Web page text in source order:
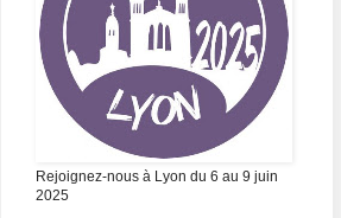
Rejoignez-nous à Lyon du 6 au 9 juin
2025